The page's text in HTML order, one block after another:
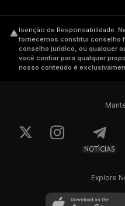
Isenção de Responsabilidade.
fornecemos constitui conselho
conselho jurídico, ou qualquer
você confiar para qualquer
nosso conteúdo é
NOTÍCIAS
Explore